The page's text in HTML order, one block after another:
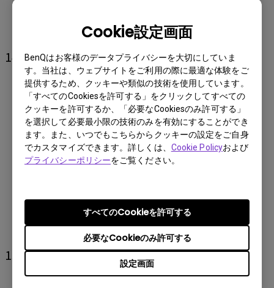
Cookie設定画面
BenQはお客様のデータプライバシーを大切にしていま
す。当社は、ウェブサイトをご利用の際に最適な体験をご
提供するため、クッキーや類似の技術を使用しています。
「すべてのCookiesを許可する」をクリックしてすべての
クッキーを許可するか、「必要なCookiesのみ許可する」
を選択して必要最小限の技術のみを有効にすることができ
ます。また、いつでもこちらからクッキーの設定をご自身
でカスタマイズできます。詳しくは、 Cookie Policyおよび
プライバシーポリシーをご覧ください。
設定画面
必要なCookieのみ許可する
すべてのCookieを許可する
も部品交換(有償)が必要となる場合がござ
プロジェクターは、内部圧力の高い高圧水
銀ランプを使用しています。このランプ
は、その性質上衝撃や使用時間の経過によ
り大きな音を伴って破裂したり、不点灯状
態になることがあります。破裂したり、不
点に至るまでの時間は、ランプの個体差や
使用条件により大きな差がありますので、
ンオフ、長時間の連続稼動はランプ及びプ
ロジェクター光学部品の寿命縮める要因と
なります。
光源ランプの保証期間は、ご購入日から起
算して満3ヵ月又は500時間使用のいずれか